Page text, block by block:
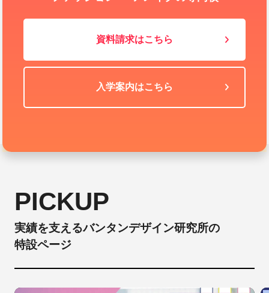
資料請求はこちら
入学案内はこちら
PICKUP
実績を支えるバンタンデザイン研究所の
特設ページ